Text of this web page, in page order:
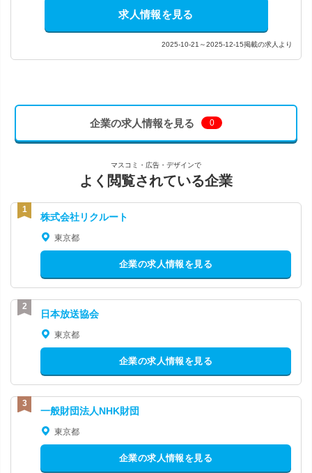
求人情報を見る
2025-10-21～2025-12-15掲載の求人より
企業の求人情報を見る 0
マスコミ・広告・デザインで
よく閲覧されている企業
株式会社リクルート
東京都
企業の求人情報を見る
日本放送協会
東京都
企業の求人情報を見る
一般財団法人NHK財団
東京都
企業の求人情報を見る